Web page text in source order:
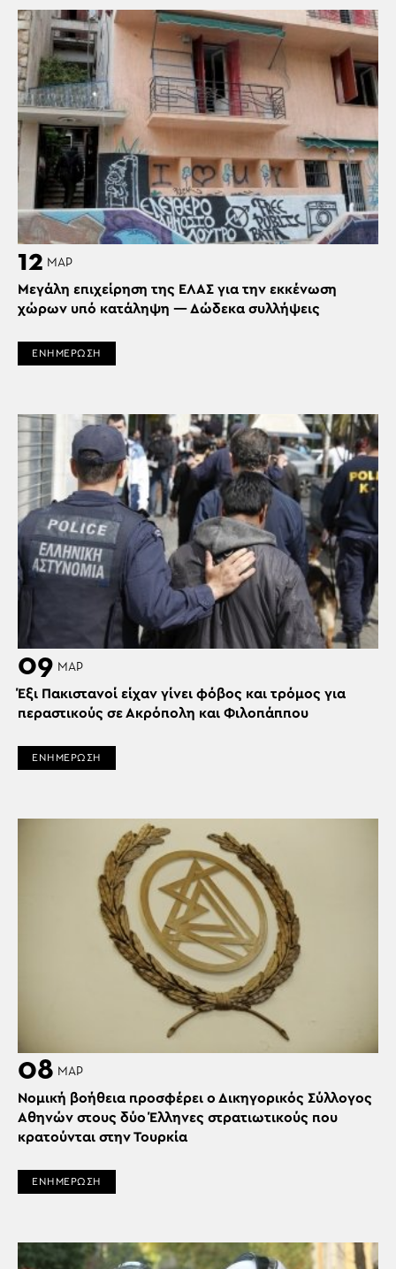
12 ΜΑΡ
Μεγάλη επιχείρηση της ΕΛΑΣ για την εκκένωση
χώρων υπό κατάληψη — Δώδεκα συλλήψεις
ΕΝΗΜΕΡΩΣΗ
09 ΜΑΡ
Έξι Πακιστανοί είχαν γίνει φόβος και τρόμος για
περαστικούς σε Ακρόπολη και Φιλοπάππου
ΕΝΗΜΕΡΩΣΗ
08 ΜΑΡ
Νομική βοήθεια προσφέρει ο Δικηγορικός Σύλλογος
Αθηνών στους δύο Έλληνες στρατιωτικούς που
κρατούνται στην Τουρκία
ΕΝΗΜΕΡΩΣΗ